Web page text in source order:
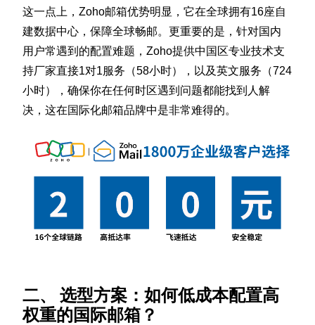
这一点上，Zoho邮箱优势明显，它在全球拥有16座自
建数据中心，保障全球畅邮。更重要的是，针对国内
用户常遇到的配置难题，Zoho提供中国区专业技术支
持厂家直接1对1服务（58小时），以及英文服务（724
小时），确保你在任何时区遇到问题都能找到人解
决，这在国际化邮箱品牌中是非常难得的。
二、 选型方案：如何低成本配置高
权重的国际邮箱？